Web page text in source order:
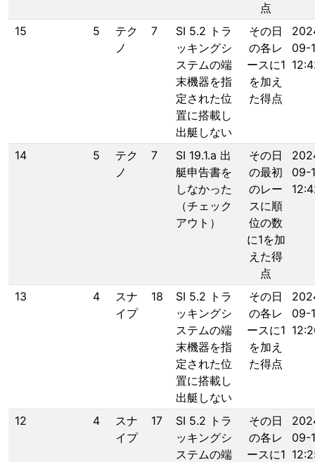
点
15 5
テク
ノ
7
SI 5.2 トラ
ッキングシ
ステムの端
末機器を指
定された位
置に搭載し
出艇しない
その日
の各レ
ースに1
を加え
た得点
09-
14 5
テク
ノ
7
SI 19.1.a 出
艇申告書を
しなかった
（チェック
アウト）
その日
の最初
のレー
スに順
位の数
に1を加
えた得
点
09-
13 4
スナ
イプ
18
SI 5.2 トラ
ッキングシ
ステムの端
末機器を指
定された位
置に搭載し
出艇しない
その日
の各レ
ースに1
を加え
た得点
09-
12 4
スナ
イプ
17
SI 5.2 トラ
ッキングシ
ステムの端
その日
の各レ
ースに1
09-